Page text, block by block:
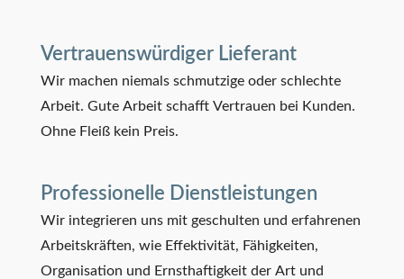
Vertrauenswürdiger Lieferant
Wir machen niemals schmutzige oder schlechte
Arbeit. Gute Arbeit schafft Vertrauen bei Kunden.
Ohne Fleiß kein Preis.
Professionelle Dienstleistungen
Wir integrieren uns mit geschulten und erfahrenen
Arbeitskräften, wie Effektivität, Fähigkeiten,
Organisation und Ernsthaftigkeit der Art und